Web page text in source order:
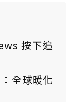
按下追
全球暖化